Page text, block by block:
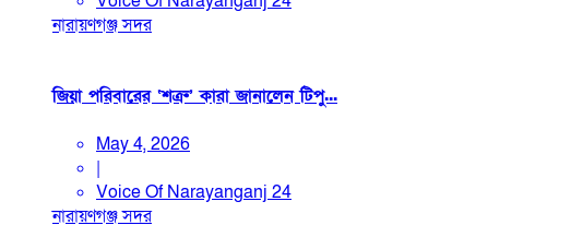
নারায়ণগঞ্জ সদর
জিয়া পরিবারের ‘শত্রু’ কারা জানালেন টিপু...
May 4, 2026
|
Voice Of Narayanganj 24
নারায়ণগঞ্জ সদর